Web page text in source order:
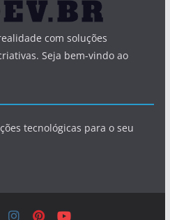
com soluções
Seja bem-vindo ao
tecnológicas para o seu